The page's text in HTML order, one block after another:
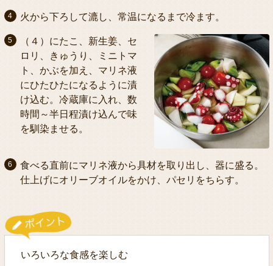
火から下ろして漉し、常温になるまで冷ます。
（４）にたこ、新生姜、セ
ロリ、きゅうり、ミニトマ
ト、かぶを加え、マリネ液
にひたひたになるように漬
け込む。冷蔵庫に入れ、数
時間～半日程漬け込んで味
を馴染ませる。
食べる直前にマリネ液から具材を取り出し、器に盛る。
仕上げにオリーブオイルをかけ、パセリをちらす。
いろいろな食感を楽しむ